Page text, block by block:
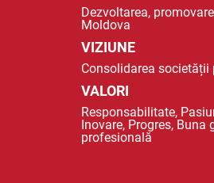
Dezvoltarea,
Moldova
VIZIUNE
Consolidarea societății
VALORI
Responsabilitate,
Inovare, Progres, Buna
profesională